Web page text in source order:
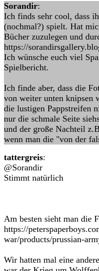
Sorandir:
Ich finds sehr cool, dass
(nochmal?) spielt. Hat
Bücher zuzulegen und
https://
Ich wünsche euch viel
Spielbericht.
Ich finde aber, dass die
von weiter unten knipsen
die lustigen Pappstreifen
nur die schmale Seite
und der große Nachteil
wenn man die "von der
tattergreis:
@Sorandir
Stimmt natürlich
Am besten sieht man die
https://
war/products/prussian-
Wir hatten mal eine